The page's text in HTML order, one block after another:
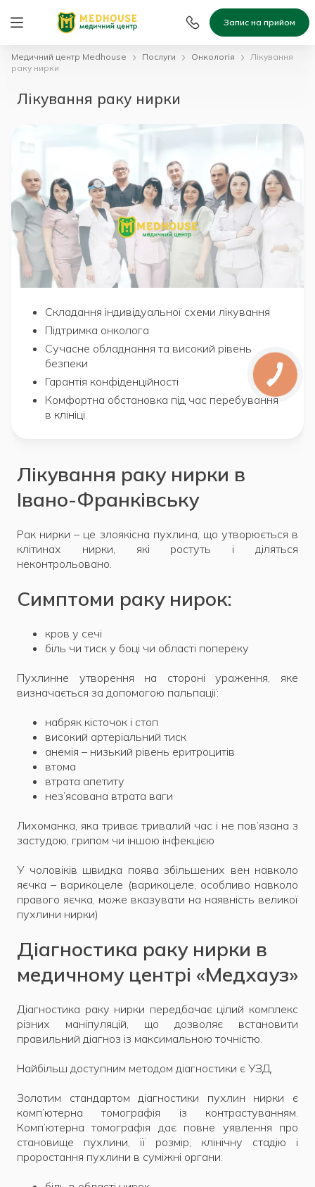
Запис на прийом
Медичний центр Medhouse Послуги Онкологія
Лікування
раку нирки
Лікування раку нирки
Складання індивідуальної схеми лікування
Підтримка онколога
Сучасне обладнання та високий рівень
безпеки
Гарантія конфіденційності
Комфортна обстановка під час перебування
в клініці
Лікування раку нирки в
Івано-Франківську
Рак нирки – це злоякісна пухлина, що утворюється в
клітинах нирки, які ростуть і діляться
неконтрольовано.
Симптоми раку нирок:
кров у сечі
біль чи тиск у боці чи області попереку
Пухлинне утворення на стороні ураження, яке
визначається за допомогою пальпації:
набряк кісточок і стоп
високий артеріальний тиск
анемія – низький рівень еритроцитів
втома
втрата апетиту
нез’ясована втрата ваги
Лихоманка, яка триває тривалий час і не пов’язана з
застудою, грипом чи іншою інфекцією
У чоловіків швидка поява збільшених вен навколо
яєчка – варикоцеле (варикоцеле, особливо навколо
правого яєчка, може вказувати на наявність великої
пухлини нирки)
Діагностика раку нирки в
медичному центрі «Медхауз»
Діагностика раку нирки передбачає цілий комплекс
різних маніпуляцій, що дозволяє встановити
правильний діагноз із максимальною точністю.
Найбільш доступним методом діагностики є УЗД.
Золотим стандартом діагностики пухлин нирки є
комп’ютерна томографія із контрастуванням.
Комп’ютерна томографія дає повне уявлення про
становище пухлини, її розмір, клінічну стадію і
проростання пухлини в суміжні органи: